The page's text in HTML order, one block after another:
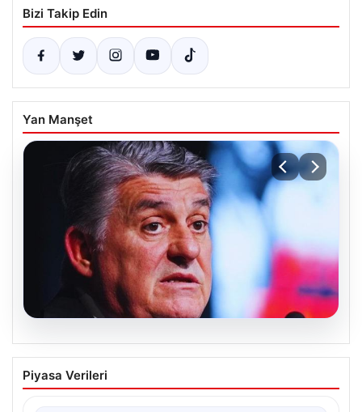
Bizi Takip Edin
Yan Manşet
05.08.2026
Serdal Adalı’dan Mohamed Salah
iddialarına net tepki: Beşiktaş olarak
Piyasa Verileri